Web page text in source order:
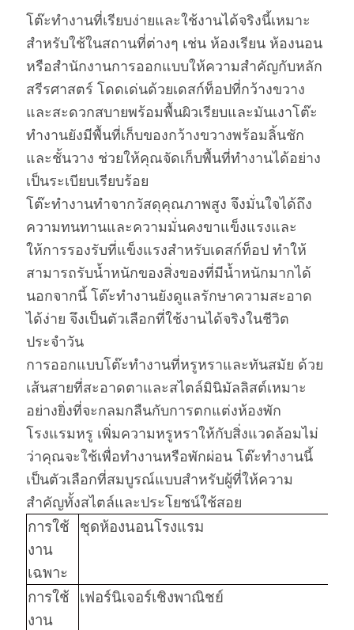
ความ
เป็น
ส่วน
ตัว
โต๊ะทำงานที่เรียบง่ายและใช้งานได้จริงนี้เหมาะ
สำหรับใช้ในสถานที่ต่างๆ เช่น ห้องเรียน ห้องนอน
หรือสำนักงานการออกแบบให้ความสำคัญกับหลัก
สรีรศาสตร์ โดดเด่นด้วยเดสก์ท็อปที่กว้างขวาง
และสะดวกสบายพร้อมพื้นผิวเรียบและมันเงาโต๊ะ
ทำงานยังมีพื้นที่เก็บของกว้างขวางพร้อมลิ้นชัก
และชั้นวาง ช่วยให้คุณจัดเก็บพื้นที่ทำงานได้อย่าง
เป็นระเบียบเรียบร้อย
โต๊ะทำงานทำจากวัสดุคุณภาพสูง จึงมั่นใจได้ถึง
ความทนทานและความมั่นคงขาแข็งแรงและ
ให้การรองรับที่แข็งแรงสำหรับเดสก์ท็อป ทำให้
สามารถรับน้ำหนักของสิ่งของที่มีน้ำหนักมากได้
นอกจากนี้ โต๊ะทำงานยังดูแลรักษาความสะอาด
ได้ง่าย จึงเป็นตัวเลือกที่ใช้งานได้จริงในชีวิต
ประจำวัน
การออกแบบโต๊ะทำงานที่หรูหราและทันสมัย ​​ด้วย
เส้นสายที่สะอาดตาและสไตล์มินิมัลลิสต์เหมาะ
อย่างยิ่งที่จะกลมกลืนกับการตกแต่งห้องพัก
โรงแรมหรู เพิ่มความหรูหราให้กับสิ่งแวดล้อมไม่
ว่าคุณจะใช้เพื่อทำงานหรือพักผ่อน โต๊ะทำงานนี้
เป็นตัวเลือกที่สมบูรณ์แบบสำหรับผู้ที่ให้ความ
สำคัญทั้งสไตล์และประโยชน์ใช้สอย
การใช้
งาน
เฉพาะ
ชุดห้องนอนโรงแรม
การใช้
งาน
เฟอร์นิเจอร์เชิงพาณิชย์